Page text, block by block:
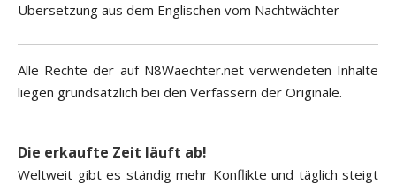
Übersetzung aus dem Englischen vom Nachtwächter
Alle Rechte der auf N8Waechter.net verwendeten Inhalte
liegen grundsätzlich bei den Verfassern der Originale.
Die erkaufte Zeit läuft ab!
Weltweit gibt es ständig mehr Konflikte und täglich steigt